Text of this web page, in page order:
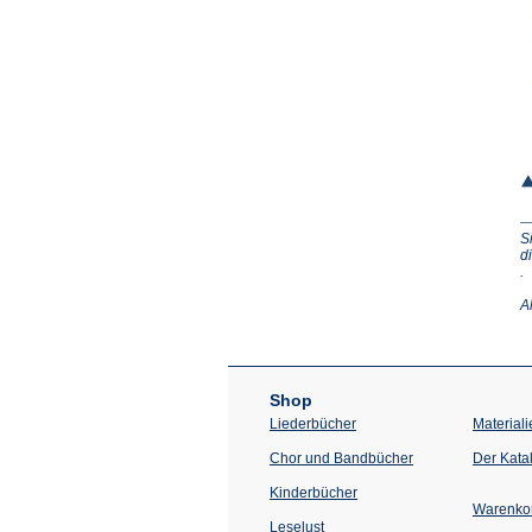
.
Shop
Liederbücher
Chor und Bandbücher
Kinderbücher
Leselust
Der